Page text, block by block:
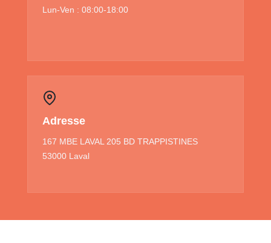
Lun-Ven : 08:00-18:00
Adresse
167 MBE LAVAL 205 BD TRAPPISTINES
53000 Laval